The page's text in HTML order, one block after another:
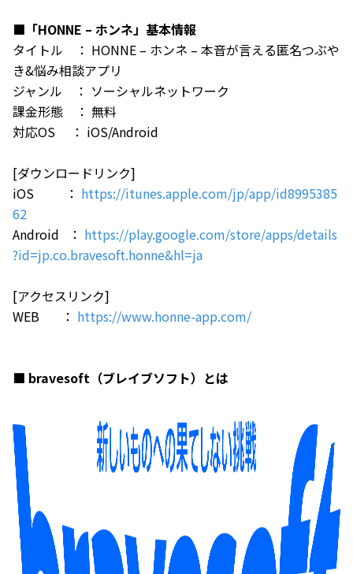
■「HONNE – ホンネ」基本情報
タイトル ： HONNE – ホンネ – 本音が言える匿名つぶや
き&悩み相談アプリ
ジャンル ： ソーシャルネットワーク
課金形態 ： 無料
対応OS ： iOS/Android
[ダウンロードリンク]
iOS ： https://itunes.apple.com/jp/app/id8995385
62
Android ： https://play.google.com/store/apps/details
?id=jp.co.bravesoft.honne&hl=ja
[アクセスリンク]
WEB ： https://www.honne-app.com/
■ bravesoft（ブレイブソフト）とは